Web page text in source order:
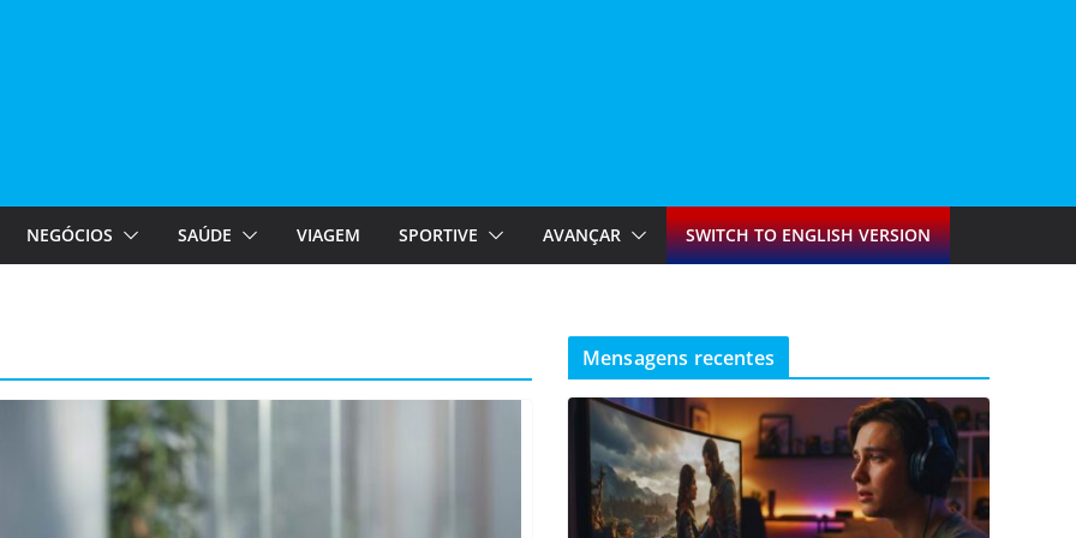
NEGÓCIOS SAÚDE VIAGEM SPORTIVE AVANÇAR SWITCH TO ENGLISH VERSION
Mensagens recentes